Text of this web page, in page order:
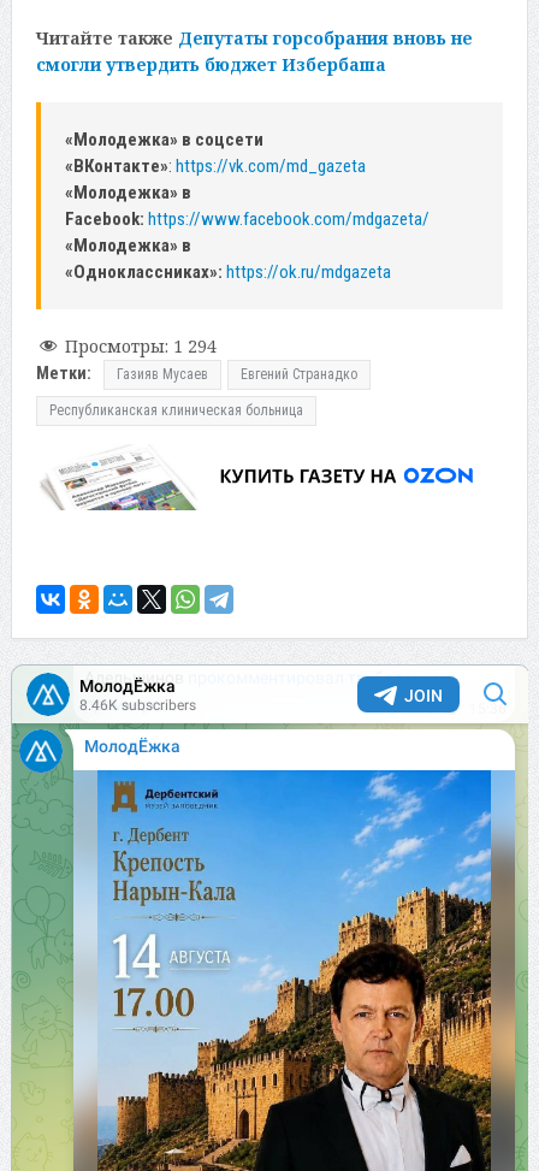
Читайте также Депутаты горсобрания вновь не
смогли утвердить бюджет Избербаша
«Молодежка» в соцсети
«ВКонтакте»: https://vk.com/md_gazeta
«Молодежка» в
Facebook: https://www.facebook.com/mdgazeta/
«Молодежка» в
«Одноклассниках»: https://ok.ru/mdgazeta
Просмотры: 1 294
Метки: Газияв Мусаев Евгений Странадко
Республиканская клиническая больница